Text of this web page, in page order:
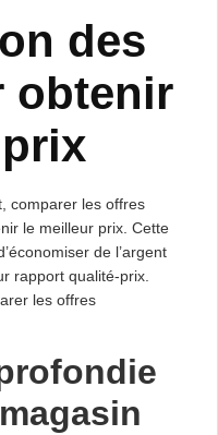
des
obtenir
comparer les offres
le meilleur prix. Cette
de l’argent
rapport qualité-prix.
les offres